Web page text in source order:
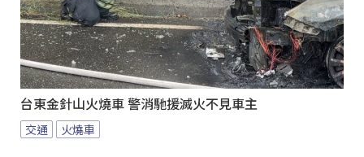
台東金針山火燒車 警消馳援滅火不見車主
交通 火燒車